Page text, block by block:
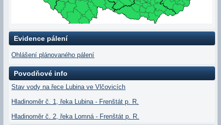
Evidence pálení
Ohlášení plánovaného pálení
Povodňové info
Stav vody na řece Lubina ve Vlčovicích
Hladinoměr č. 1, řeka Lubina - Frenštát p. R.
Hladinoměr č. 2, řeka Lomná - Frenštát p. R.